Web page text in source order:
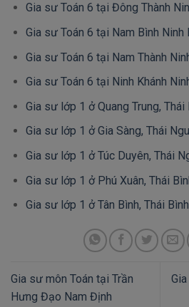
Gia sư Toán 6 tại Đông Thành
Gia sư Toán 6 tại Nam Bình Ninh
Gia sư Toán 6 tại Nam Thành
Gia sư Toán 6 tại Ninh Khánh
Gia sư lớp 1 ở Quang Trung, Thái
Gia sư lớp 1 ở Gia Sàng, Thái
Gia sư lớp 1 ở Túc Duyên, Thái
Gia sư lớp 1 ở Phú Xuân, Thái
Gia sư lớp 1 ở Tân Bình, Thái Bình
Gia sư môn Toán tại Trần
Hưng Đạo Nam Định